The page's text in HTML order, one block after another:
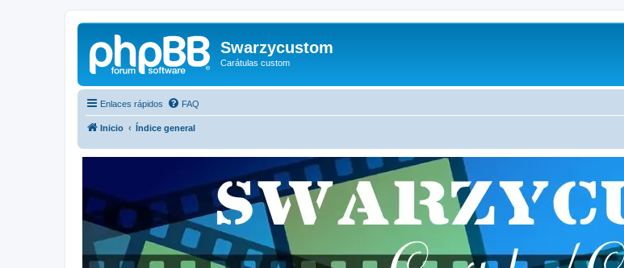
Swarzycustom
Carátulas custom
Enlaces rápidos FAQ
Inicio Índice general